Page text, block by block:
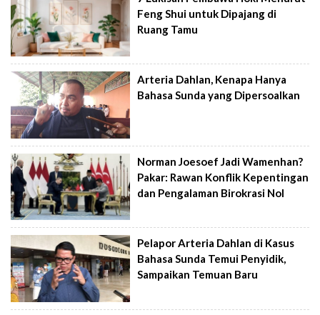
Feng Shui untuk Dipajang di
Ruang Tamu
Arteria Dahlan, Kenapa Hanya
Bahasa Sunda yang Dipersoalkan
Norman Joesoef Jadi Wamenhan?
Pakar: Rawan Konflik Kepentingan
dan Pengalaman Birokrasi Nol
Pelapor Arteria Dahlan di Kasus
Bahasa Sunda Temui Penyidik,
Sampaikan Temuan Baru